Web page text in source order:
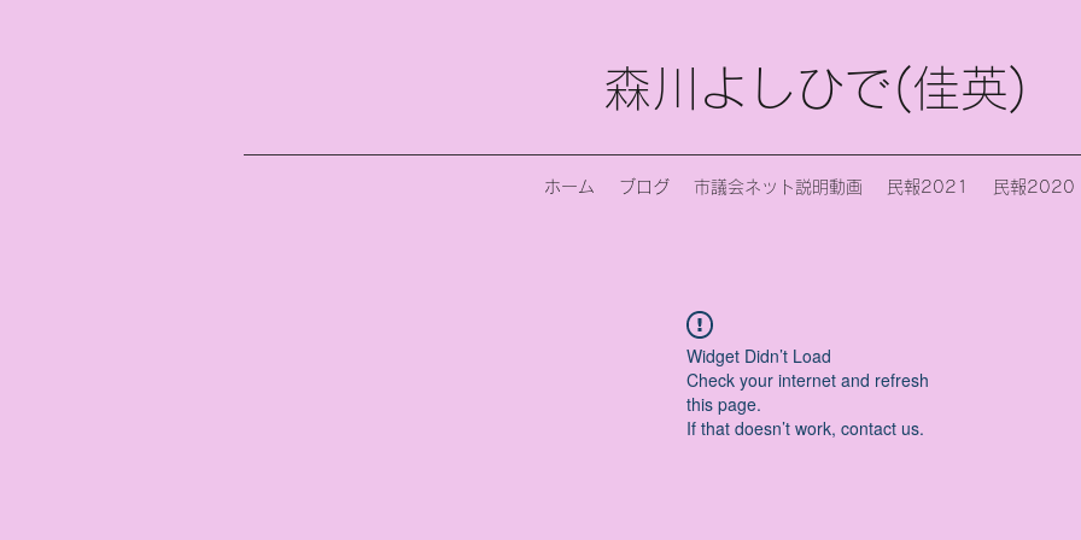
森川よしひで(佳英)
ホーム ブログ 市議会ネット説明動画 民報2021 民報2020
Widget Didn’t Load
Check your internet and refresh
this page.
If that doesn’t work, contact us.